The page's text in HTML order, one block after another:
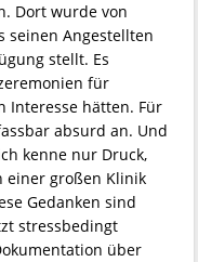
Dort wurde von
seinen Angestellten
stellt. Es
für
Interesse hätten. Für
absurd an. Und
kenne nur Druck,
einer großen Klinik
Gedanken sind
stressbedingt
über